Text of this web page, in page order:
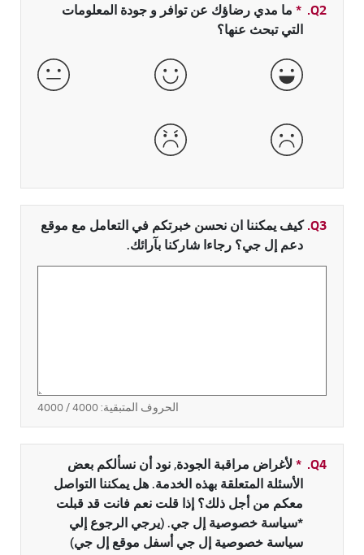
Q2.
* حقل مطلوب
ما مدي رضاؤك عن توافر و جودة المعلومات
التي تبحث عنها؟
جيدة جداً جيدة عادية
سيئة سيئة جداً
Q3. كيف يمكننا ان نحسن خبرتكم في التعامل مع موقع
دعم إل جي؟ رجاءا شاركنا بآرائك.
الحروف المتبقية:4000
/ 4000
Q4.
*حقل مطلوب
لأغراض مراقبة الجودة, نود أن نسألكم بعض
الأسئلة المتعلقة بهذه الخدمة. هل يمكننا التواصل
معكم من أجل ذلك؟ إذا قلت نعم فانت قد قبلت
*سياسة خصوصية إل جي. (يرجي الرجوع إلي
سياسة خصوصية إل جي أسفل موقع إل جي)